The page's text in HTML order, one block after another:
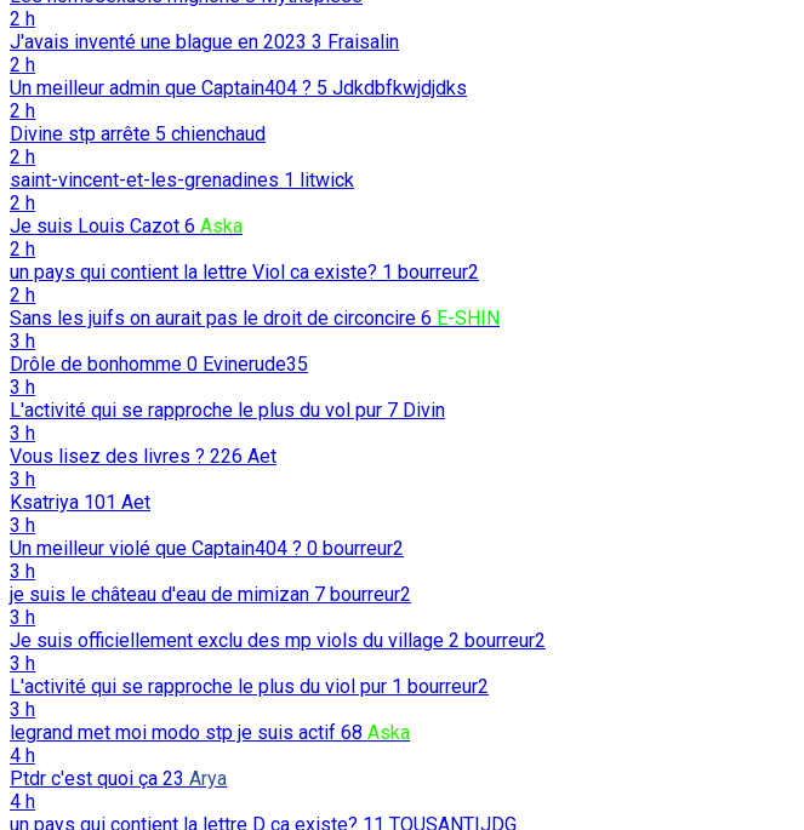
2 h
J'avais inventé une blague en 2023 3 Fraisalin
2 h
Un meilleur admin que Captain404 ? 5 Jdkdbfkwjdjdks
2 h
Divine stp arrête 5 chienchaud
2 h
saint-vincent-et-les-grenadines 1 litwick
2 h
Je suis Louis Cazot 6 Aska
2 h
un pays qui contient la lettre Viol ca existe? 1 bourreur2
2 h
Sans les juifs on aurait pas le droit de circoncire 6 E-SHIN
3 h
Drôle de bonhomme 0 Evinerude35
3 h
L'activité qui se rapproche le plus du vol pur 7 Divin
3 h
Vous lisez des livres ? 226 Aet
3 h
Ksatriya 101 Aet
3 h
Un meilleur violé que Captain404 ? 0 bourreur2
3 h
je suis le château d'eau de mimizan 7 bourreur2
3 h
Je suis officiellement exclu des mp viols du village 2 bourreur2
3 h
L'activité qui se rapproche le plus du viol pur 1 bourreur2
3 h
legrand met moi modo stp je suis actif 68 Aska
4 h
Ptdr c'est quoi ça 23 Arya
4 h
un pays qui contient la lettre D ca existe? 11 TOUSANTIJDG